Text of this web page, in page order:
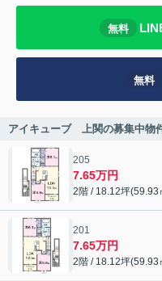
無料
無料
アイキューブ 上関の募集中物
205
7.65万円
2階 / 18.12坪(59.93
201
7.65万円
2階 / 18.12坪(59.93